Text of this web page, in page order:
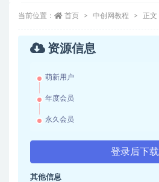
当前位置： 首页 中创网教程 正文
资源信息
萌新用户
年度会员
永久会员
登录后下载
其他信息